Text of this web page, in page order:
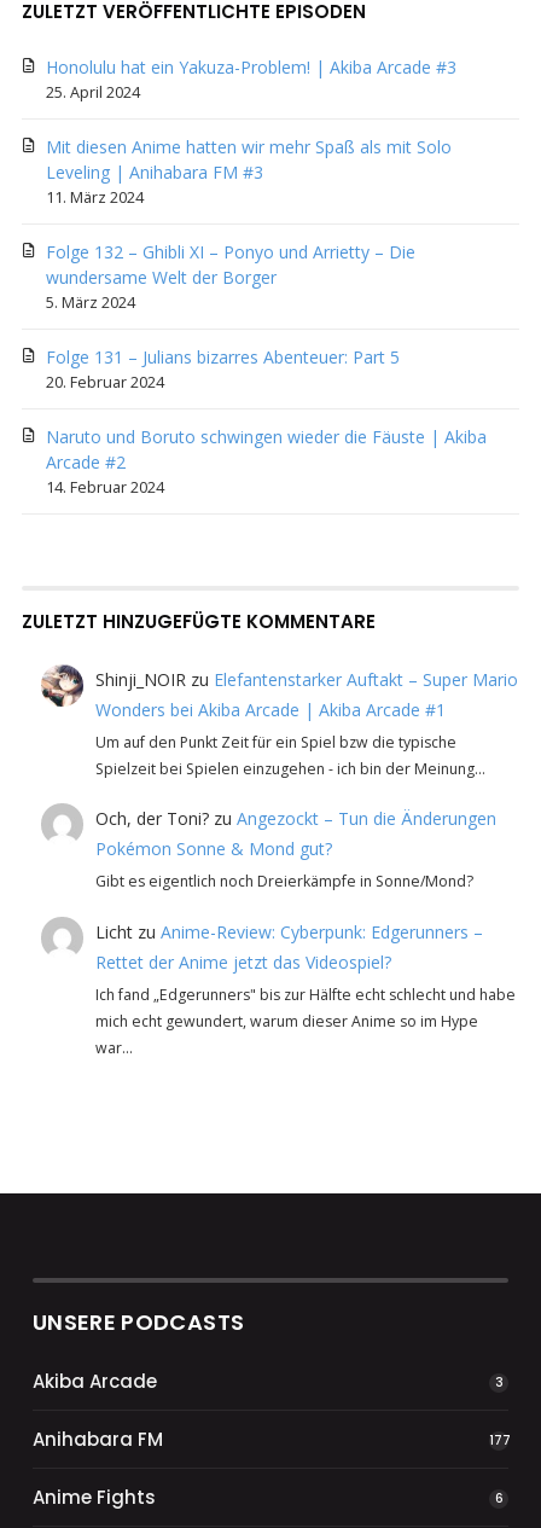
ZULETZT VERÖFFENTLICHTE EPISODEN
Honolulu hat ein Yakuza-Problem! | Akiba Arcade #3
25. April 2024
Mit diesen Anime hatten wir mehr Spaß als mit Solo
Leveling | Anihabara FM #3
11. März 2024
Folge 132 – Ghibli XI – Ponyo und Arrietty – Die
wundersame Welt der Borger
5. März 2024
Folge 131 – Julians bizarres Abenteuer: Part 5
20. Februar 2024
Naruto und Boruto schwingen wieder die Fäuste | Akiba
Arcade #2
14. Februar 2024
ZULETZT HINZUGEFÜGTE KOMMENTARE
Shinji_NOIR zu Elefantenstarker Auftakt – Super Mario
Wonders bei Akiba Arcade | Akiba Arcade #1
Um auf den Punkt Zeit für ein Spiel bzw die typische
Spielzeit bei Spielen einzugehen - ich bin der Meinung…
Och, der Toni? zuAngezockt – Tun die Änderungen
Pokémon Sonne & Mond gut?
Gibt es eigentlich noch Dreierkämpfe in Sonne/Mond?
Licht zuAnime-Review: Cyberpunk: Edgerunners –
Rettet der Anime jetzt das Videospiel?
Ich fand „Edgerunners" bis zur Hälfte echt schlecht und habe
mich echt gewundert, warum dieser Anime so im Hype
war…
UNSERE PODCASTS
Akiba Arcade 3
Anihabara FM 177
Anime Fights 6